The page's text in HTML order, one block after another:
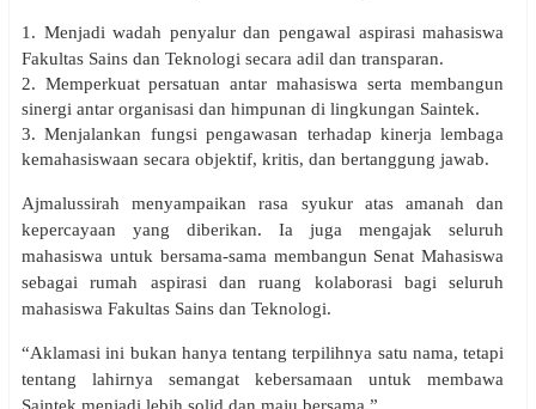
1. Menjadi wadah penyalur dan pengawal aspirasi mahasiswa
Fakultas Sains dan Teknologi secara adil dan transparan.
2. Memperkuat persatuan antar mahasiswa serta membangun
sinergi antar organisasi dan himpunan di lingkungan Saintek.
3. Menjalankan fungsi pengawasan terhadap kinerja lembaga
kemahasiswaan secara objektif, kritis, dan bertanggung jawab.
Ajmalussirah menyampaikan rasa syukur atas amanah dan
kepercayaan yang diberikan. Ia juga mengajak seluruh
mahasiswa untuk bersama-sama membangun Senat Mahasiswa
sebagai rumah aspirasi dan ruang kolaborasi bagi seluruh
mahasiswa Fakultas Sains dan Teknologi.
“Aklamasi ini bukan hanya tentang terpilihnya satu nama, tetapi
tentang lahirnya semangat kebersamaan untuk membawa